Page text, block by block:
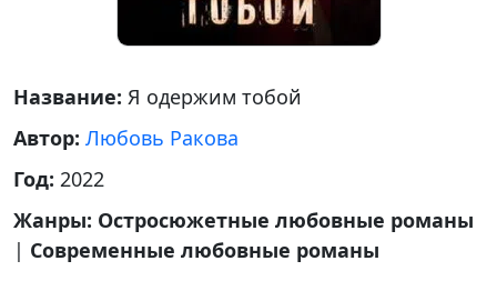
Название: Я одержим тобой
Автор: Любовь Ракова
Год: 2022
Жанры: Остросюжетные любовные романы
| Современные любовные романы